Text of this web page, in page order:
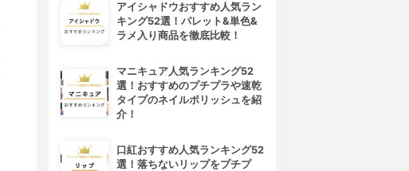
アイシャドウおすすめ人気ラン
キング52選！パレット&単色&
ラメ入り商品を徹底比較！
マニキュア人気ランキング52
選！おすすめのプチプラや速乾
タイプのネイルポリッシュを紹
介！
口紅おすすめ人気ランキング52
選！落ちないリップをプチプ